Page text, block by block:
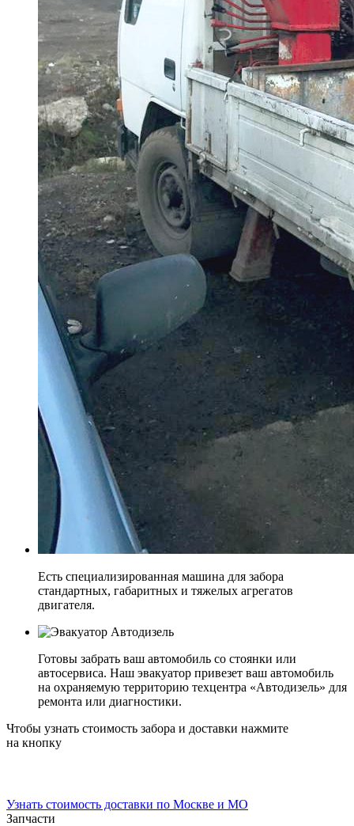
Есть специализированная машина для забора
стандартных, габаритных и тяжелых агрегатов
двигателя.
Готовы забрать ваш автомобиль со стоянки или
автосервиса. Наш эвакуатор привезет ваш автомобиль
на охраняемую территорию техцентра «Автодизель» для
ремонта или диагностики.
Чтобы узнать стоимость забора и доставки нажмите
на кнопку
Узнать стоимость доставки по Москве и МО
Запчасти